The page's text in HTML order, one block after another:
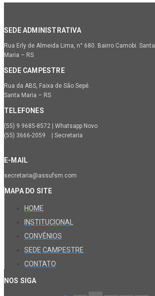
SEDE ADMINISTRATIVA
Rua Erly de Almeida Lima, n° 680. Bairro Camobi. Santa
Maria – RS
SEDE CAMPESTRE
Rua da ABS, Faixa de São Sepé.
Santa Maria – RS
TELEFONES
(55) 9.9685-8572 | Whatsapp Novo
(55) 3666-2059 | Secretaria
E-MAIL
secretaria@assufsm.com
MAPA DO SITE
HOME
INSTITUCIONAL
CONVÊNIOS
SEDE CAMPESTRE
CONTATO
NOS SIGA